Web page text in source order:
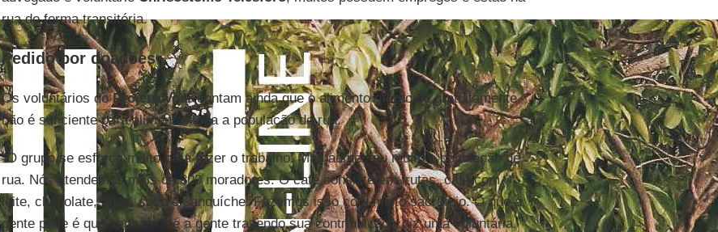
rua de forma transitória.
Pedido por doações
Os voluntários doProjeto Voarcontam ainda que o alimento oferecido gratuitamente
não é suficiente para alimentar toda a população de rua.
“O grupo se esforça muito para fazer o trabalho. Mas aumentou muito a população de
rua. Nós atendemos mais de 300 moradores. O café consiste em frutas, café com
leite, chocolate, água, suco e sanduíche. Fazemos isso com muito sacrifício. O que a
gente pede é que venham até a gente trazendo sua contribuição", diz uma voluntária.